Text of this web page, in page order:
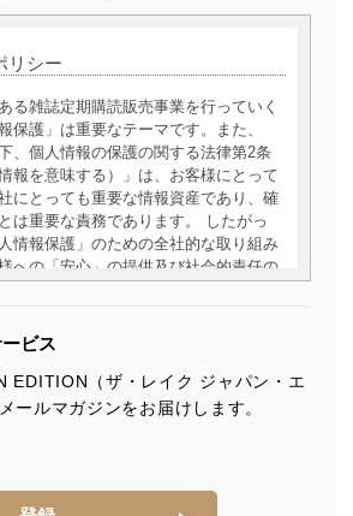
リシー
る雑誌定期購読販売事業を行っていく
保護」は重要なテーマです。また、
、個人情報の保護の関する法律第2条
報を意味する）」は、お客様にとって
にとっても重要な情報資産であり、確
は重要な責務であります。 したがっ
情報保護」のための全社的な取り組み
への「安心」の提供及び社会的責任の
利用・提供について
の取得・利用・提供に際して、その利
、本人の同意を得たうえで利用目的の
内で適法かつ公正な手段によって取
行います。また、当社が保有している
せん。当社においてはこれらの取り組
ビス
EDITION（ザ・レイク ジャパン・エ
ールマガジンをお届けします。